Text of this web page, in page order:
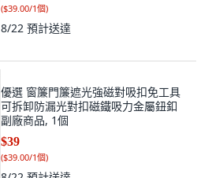
($39.00/1個)
8/22 預計送達
優選 窗簾門簾遮光強磁對吸扣免工具
可拆卸防漏光對扣磁鐵吸力金屬鈕釦
副廠商品, 1個
$39
($39.00/1個)